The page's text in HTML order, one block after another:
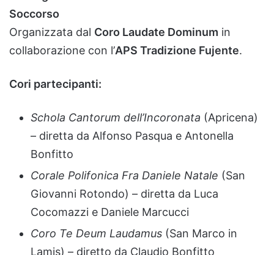
Soccorso
Organizzata dal Coro Laudate Dominum in
collaborazione con l’APS Tradizione Fujente.
Cori partecipanti:
Schola Cantorum dell’Incoronata (Apricena)
– diretta da Alfonso Pasqua e Antonella
Bonfitto
Corale Polifonica Fra Daniele Natale (San
Giovanni Rotondo) – diretta da Luca
Cocomazzi e Daniele Marcucci
Coro Te Deum Laudamus (San Marco in
Lamis) – diretto da Claudio Bonfitto